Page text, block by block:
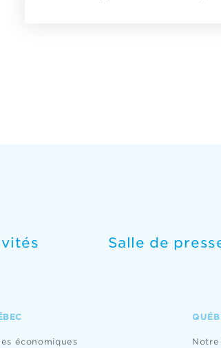
Salle de
économiques Notre